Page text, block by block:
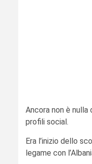
Ancora non è
profili social.
Era l’inizio dello
legame con